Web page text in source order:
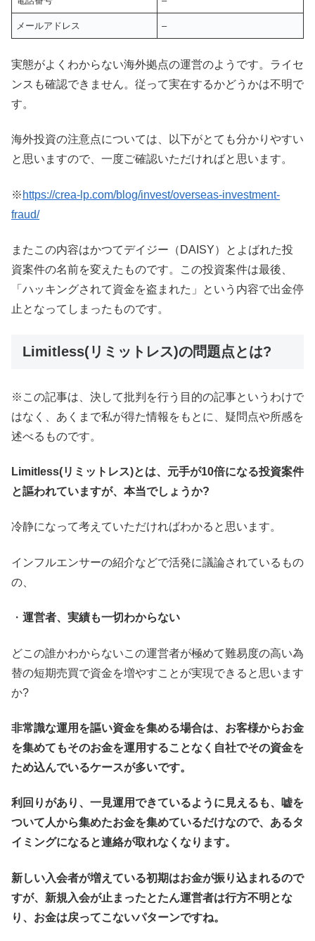
メールアドレス –
実態がよくわからない海外拠点の運営のようです。ライセ
ンスも確認できません。従って実在するかどうかは不明で
す。
海外投資の注意点については、以下がとても分かりやすい
と思いますので、一度ご確認いただければと思います。
※ https://crea-lp.com/blog/invest/overseas-investment-
fraud/
またこの内容はかつてデイジー（DAISY）とよばれた投
資案件の名前を変えたものです。この投資案件は最後、
「ハッキングされて資金を盗まれた」という内容で出金停
止となってしまったものです。
Limitless(リミットレス)の問題点とは?
※この記事は、決して批判を行う目的の記事というわけで
はなく、あくまで私が得た情報をもとに、疑問点や所感を
述べるものです。
Limitless(リミットレス)とは、元手が10倍になる投資案件
と謳われていますが、本当でしょうか?
冷静になって考えていただければわかると思います。
インフルエンサーの紹介などで活発に議論されているもの
の、
・ 運営者、実績も一切わからない
どこの誰かわからないこの運営者が極めて難易度の高い為
替の短期売買で資金を増やすことが実現できると思います
か?
非常識な運用を謳い資金を集める場合は、お客様からお金
を集めてもそのお金を運用することなく自社でその資金を
ため込んでいるケースが多いです。
利回りがあり、一見運用できているように見えるも、嘘を
ついて人から集めたお金を集めているだけなので、あるタ
イミングになると連絡が取れなくなります。
新しい入会者が増えている初期はお金が振り込まれるので
すが、新規入会が止まったとたん運営者は行方不明とな
り、お金は戻ってこないパターンですね。